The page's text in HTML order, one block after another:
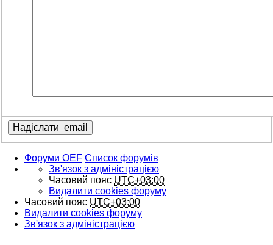
Форуми OEF Список форумів
Зв'язок з адміністрацією
Часовий пояс UTC+03:00
Видалити cookies форуму
Часовий пояс UTC+03:00
Видалити cookies форуму
Зв'язок з адміністрацією